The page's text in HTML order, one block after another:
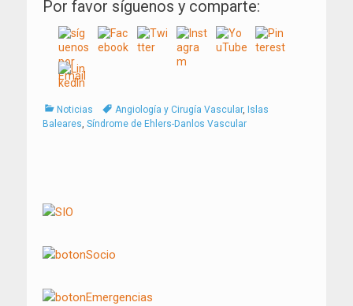
Por favor síguenos y comparte:
Categorías
Noticias TagsAngiología y Cirugía Vascular, Islas
Baleares, Síndrome de Ehlers-Danlos Vascular
entradas